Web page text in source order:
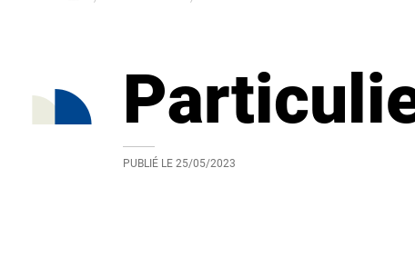
PUBLIÉ LE 25/05/2023